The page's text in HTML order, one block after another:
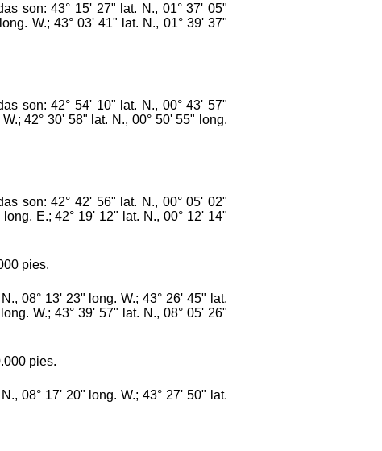
son: 43° 15' 27" lat. N., 01° 37' 05"
W.; 43° 03' 41" lat. N., 01° 39' 37"
son: 42° 54' 10" lat. N., 00° 43' 57"
42° 30' 58" lat. N., 00° 50' 55" long.
son: 42° 42' 56" lat. N., 00° 05' 02"
E.; 42° 19' 12" lat. N., 00° 12' 14"
pies.
08° 13' 23" long. W.; 43° 26' 45" lat.
W.; 43° 39' 57" lat. N., 08° 05' 26"
pies.
08° 17' 20" long. W.; 43° 27' 50" lat.